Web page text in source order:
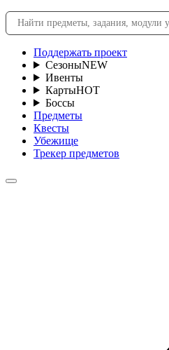
Поддержать проект
СезоныNEW
Ивенты
КартыHOT
Боссы
Предметы
Квесты
Убежище
Трекер предметов